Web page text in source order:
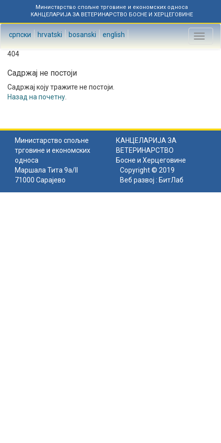
Министарство спољне трговине и економских односа
КАНЦЕЛАРИЈА ЗА ВЕТЕРИНАРСТВО БОСНЕ И ХЕРЦЕГОВИНЕ
српски hrvatski bosanski english
Toggle
404
Садржај не постоји
Садржај коју тражите не постоји.
Назад на почетну
Министарство спољне
трговине и економских
односа
КАНЦЕЛАРИЈА ЗА
ВЕТЕРИНАРСТВО
Босне и Херцеговине
Маршала Тита 9а/II
71000 Сарајево
Copyright © 2019
Веб развој : БитЛаб